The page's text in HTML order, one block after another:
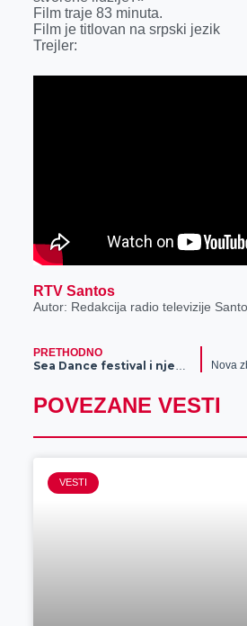
Film traje 83 minuta.
Film je titlovan na srpski jezik
Trejler:
RTV Santos
Autor: Redakcija radio televizije
PRETHODNO
POVEZANE VESTI
VESTI